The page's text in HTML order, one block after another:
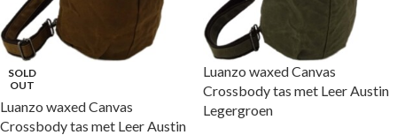
SOLD
OUT
Luanzo waxed Canvas
Crossbody tas met Leer Austin
Luanzo waxed Canvas
Crossbody tas met Leer Austin
Legergroen